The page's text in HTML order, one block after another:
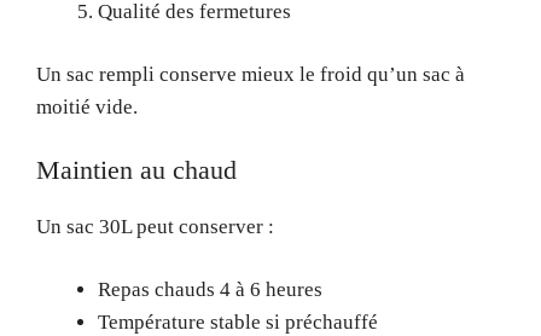
Qualité des fermetures
Un sac rempli conserve mieux le froid qu’un sac à
moitié vide.
Maintien au chaud
Un sac 30L peut conserver :
Repas chauds 4 à 6 heures
Température stable si préchauffé